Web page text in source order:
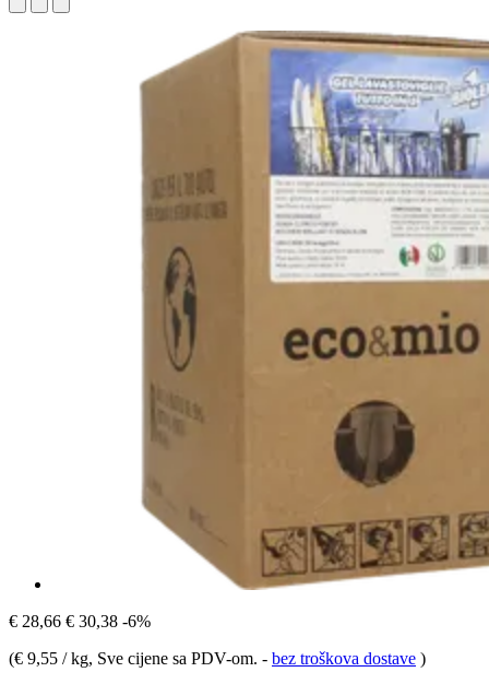
€ 28,66 € 30,38 -6%
(€ 9,55 / kg, Sve cijene sa PDV-om. - bez troškova dostave )